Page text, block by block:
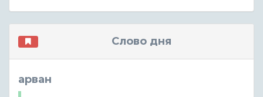
Слово дня
арван